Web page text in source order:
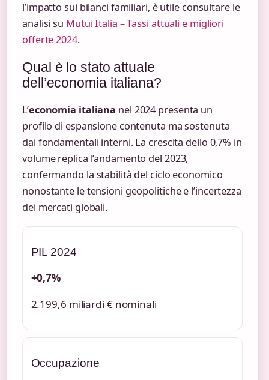
l’impatto sui bilanci familiari, è utile consultare le
analisi su Mutui Italia – Tassi attuali e migliori
offerte 2024.
Qual è lo stato attuale
dell’economia italiana?
L’economia italiana nel 2024 presenta un
profilo di espansione contenuta ma sostenuta
dai fondamentali interni. La crescita dello 0,7% in
volume replica l’andamento del 2023,
confermando la stabilità del ciclo economico
nonostante le tensioni geopolitiche e l’incertezza
dei mercati globali.
PIL 2024
+0,7%
2.199,6 miliardi € nominali
Occupazione